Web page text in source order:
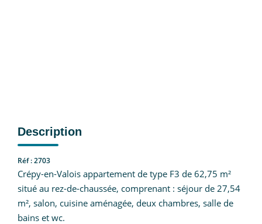
Description
Réf : 2703
Crépy-en-Valois appartement de type F3 de 62,75 m²
situé au rez-de-chaussée, comprenant : séjour de 27,54
m², salon, cuisine aménagée, deux chambres, salle de
bains et wc.